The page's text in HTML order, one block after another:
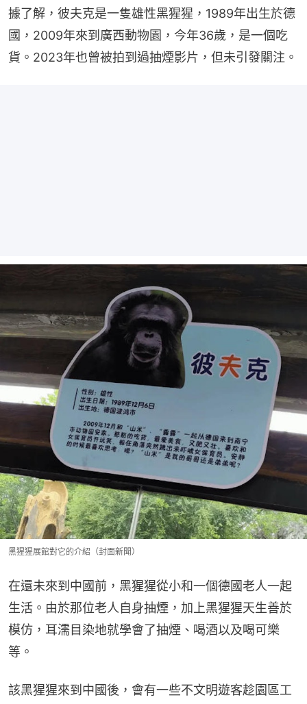
據了解，彼夫克是一隻雄性黑猩猩，1989年出生於德
國，2009年來到廣西動物園，今年36歲，是一個吃
貨。2023年也曾被拍到過抽煙影片，但未引發關注。
黑猩猩展館對它的介紹（封面新聞）
在還未來到中國前，黑猩猩從小和一個德國老人一起
生活。由於那位老人自身抽煙，加上黑猩猩天生善於
模仿，耳濡目染地就學會了抽煙、喝酒以及喝可樂
等。
該黑猩猩來到中國後，會有一些不文明遊客趁園區工